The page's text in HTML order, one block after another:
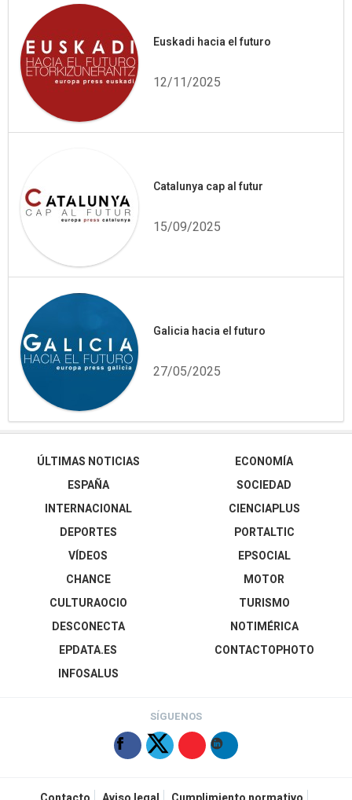
Euskadi hacia el futuro
12/11/2025
Catalunya cap al futur
15/09/2025
Galicia hacia el futuro
27/05/2025
ÚLTIMAS NOTICIAS
ESPAÑA
INTERNACIONAL
DEPORTES
VÍDEOS
ECONOMÍA
SOCIEDAD
CIENCIAPLUS
PORTALTIC
EPSOCIAL
CHANCE
CULTURAOCIO
DESCONECTA
EPDATA.ES
INFOSALUS
MOTOR
TURISMO
NOTIMÉRICA
CONTACTOPHOTO
SÍGUENOS